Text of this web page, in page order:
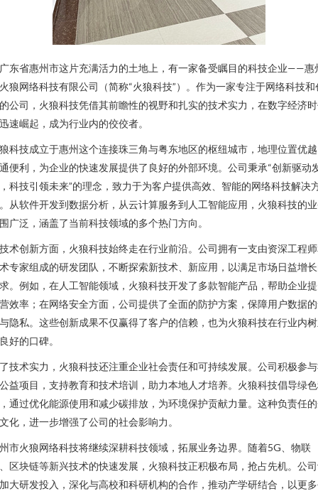
东省惠州市这片充满活力的土地上，有一家备受瞩目的科技企业——惠
狼网络科技有限公司（简称“火狼科技”）。作为一家专注于网络科技和
公司，火狼科技凭借其前瞻性的视野和扎实的技术实力，在数字经济
速崛起，成为行业内的佼佼者。
科技成立于惠州这个连接珠三角与粤东地区的枢纽城市，地理位置优
便利，为企业的快速发展提供了良好的外部环境。公司秉承“创新驱动
科技引领未来”的理念，致力于为客户提供高效、智能的网络科技解决
从软件开发到数据分析，从云计算服务到人工智能应用，火狼科技的
广泛，涵盖了当前科技领域的多个热门方向。
术创新方面，火狼科技始终走在行业前沿。公司拥有一支由资深工程
专家组成的研发团队，不断探索新技术、新应用，以满足市场日益增
。例如，在人工智能领域，火狼科技开发了多款智能产品，帮助企业
效率；在网络安全方面，公司提供了全面的防护方案，保障用户数据
隐私。这些创新成果不仅赢得了客户的信赖，也为火狼科技在行业内
好的口碑。
技术实力，火狼科技还注重企业社会责任和可持续发展。公司积极参
益项目，支持教育和技术培训，助力本地人才培养。火狼科技倡导绿
通过优化能源使用和减少碳排放，为环境保护贡献力量。这种负责任
化，进一步增强了公司的社会影响力。
市火狼网络科技将继续深耕科技领域，拓展业务边界。随着5G、物联
区块链等新兴技术的快速发展，火狼科技正积极布局，抢占先机。公
大研发投入，深化与高校和科研机构的合作，推动产学研结合，以更